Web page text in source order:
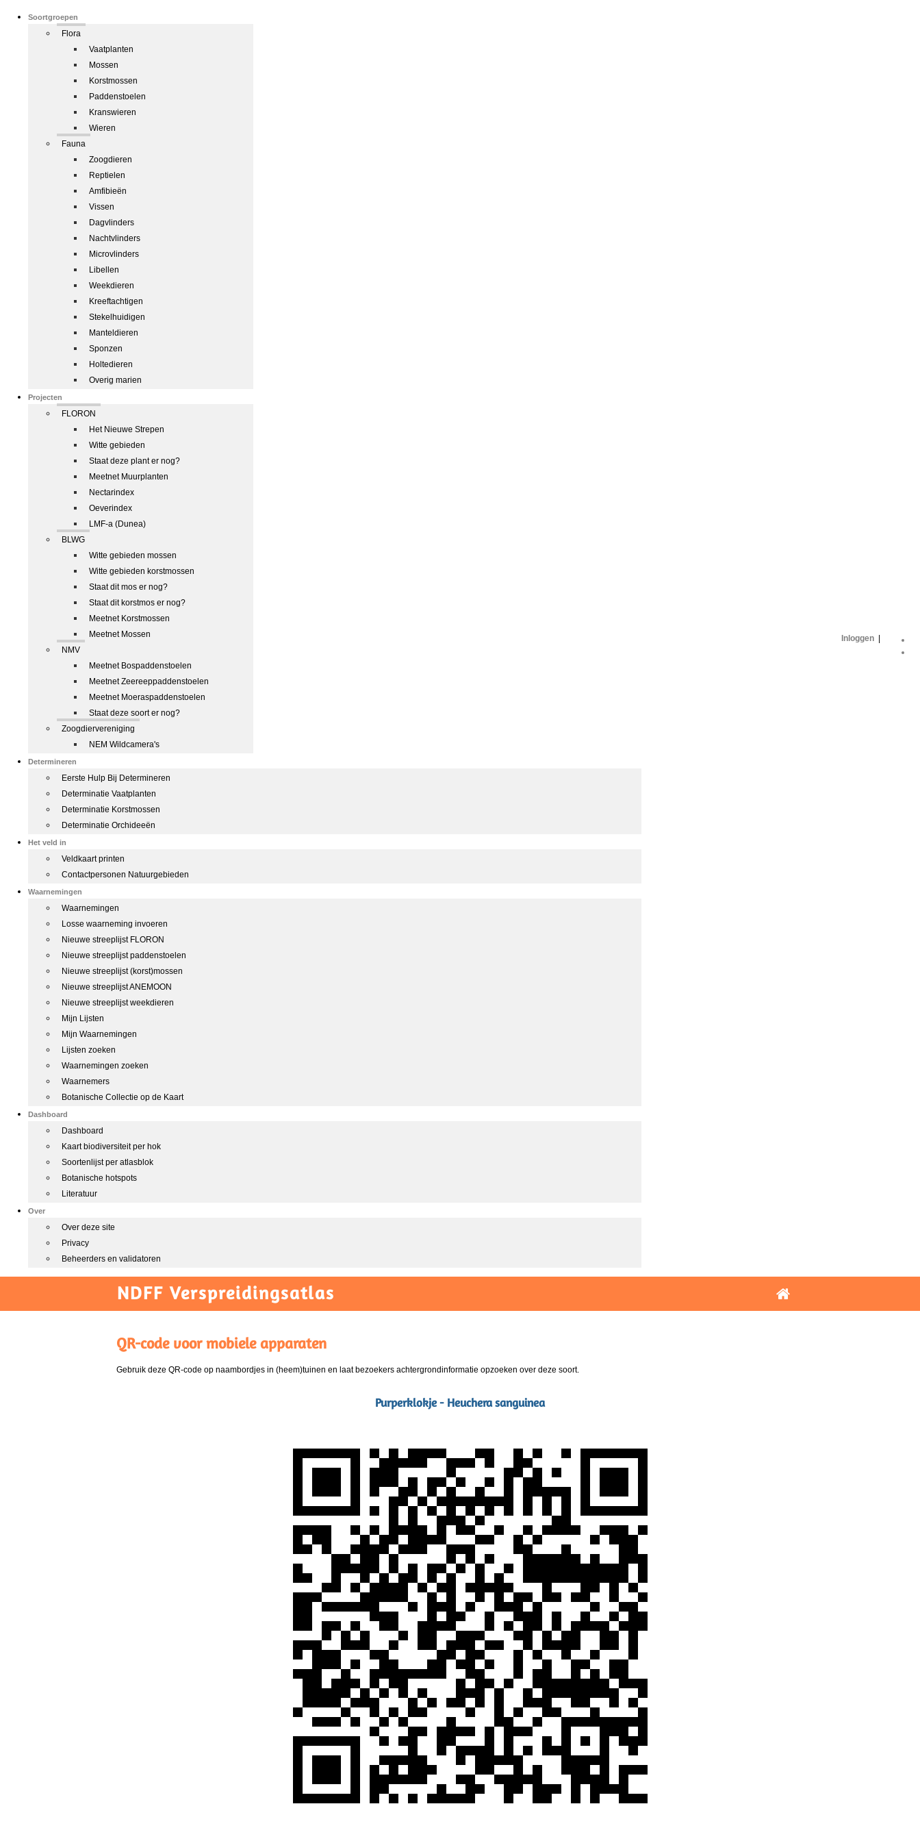
Soortgroepen
Flora
Vaatplanten
Mossen
Korstmossen
Paddenstoelen
Kranswieren
Wieren
Fauna
Zoogdieren
Reptielen
Amfibieën
Vissen
Dagvlinders
Nachtvlinders
Microvlinders
Libellen
Weekdieren
Kreeftachtigen
Stekelhuidigen
Manteldieren
Sponzen
Holtedieren
Overig marien
Projecten
FLORON
Het Nieuwe Strepen
Witte gebieden
Staat deze plant er nog?
Meetnet Muurplanten
Nectarindex
Oeverindex
LMF-a (Dunea)
BLWG
Witte gebieden mossen
Witte gebieden korstmossen
Staat dit mos er nog?
Staat dit korstmos er nog?
Meetnet Korstmossen
Meetnet Mossen
NMV
Meetnet Bospaddenstoelen
Meetnet Zeereeppaddenstoelen
Meetnet Moeraspaddenstoelen
Staat deze soort er nog?
Zoogdiervereniging
NEM Wildcamera's
Determineren
Eerste Hulp Bij Determineren
Determinatie Vaatplanten
Determinatie Korstmossen
Determinatie Orchideeën
Het veld in
Veldkaart printen
Contactpersonen Natuurgebieden
Waarnemingen
Waarnemingen
Losse waarneming invoeren
Nieuwe streeplijst FLORON
Nieuwe streeplijst paddenstoelen
Nieuwe streeplijst (korst)mossen
Nieuwe streeplijst ANEMOON
Nieuwe streeplijst weekdieren
Mijn Lijsten
Mijn Waarnemingen
Lijsten zoeken
Waarnemingen zoeken
Waarnemers
Botanische Collectie op de Kaart
Dashboard
Dashboard
Kaart biodiversiteit per hok
Soortenlijst per atlasblok
Botanische hotspots
Literatuur
Over
Over deze site
Privacy
Beheerders en validatoren
Inloggen
NDFF Verspreidingsatlas
QR-code voor mobiele apparaten
Gebruik deze QR-code op naambordjes in (heem)tuinen en laat bezoekers achtergrondinformatie opzoeken over deze soort.
Purperklokje - Heuchera sanguinea